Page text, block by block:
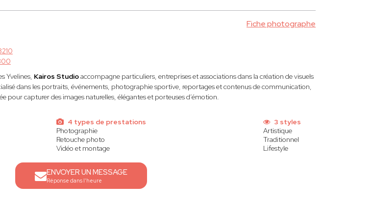
Fiche photographe
Yvelines, Kairos Studioaccompagne particuliers, entreprises et associations dans la création de visuels
dans les portraits, événements, photographie sportive, reportages et contenus de communication,
pour capturer des images naturelles, élégantes et porteuses d’émotion.
4 types de prestations
Photographie
Retouche photo
Vidéo et montage
3 styles
Artistique
Traditionnel
Lifestyle
ENVOYER UN MESSAGE
Réponse dans l'heure